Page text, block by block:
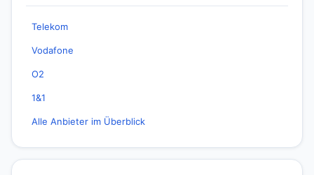
Telekom
Vodafone
O2
1&1
Alle Anbieter im Überblick